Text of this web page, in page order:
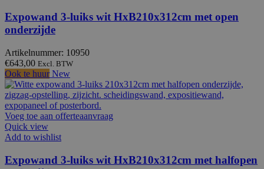
Expowand 3-luiks wit HxB210x312cm met open
onderzijde
Artikelnummer: 10950
€643,00 Excl. BTW
Ook te huur New
Voeg toe aan offerteaanvraag
Quick view
Add to wishlist
Expowand 3-luiks wit HxB210x312cm met halfopen